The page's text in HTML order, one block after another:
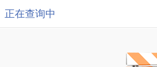
正在查询中